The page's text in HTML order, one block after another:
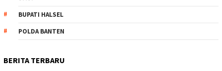
BUPATI HALSEL
POLDA BANTEN
BERITA TERBARU